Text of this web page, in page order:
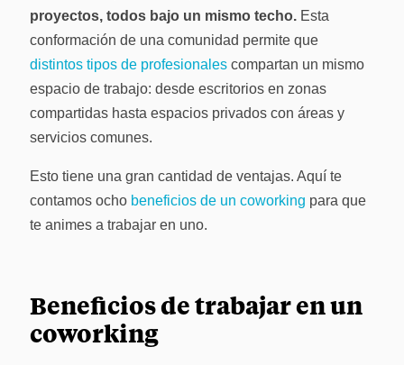
proyectos, todos bajo un mismo techo.Esta
conformación de una comunidad permite que
distintos tipos de profesionalescompartan un mismo
espacio de trabajo: desde escritorios en zonas
compartidas hasta espacios privados con áreas y
servicios comunes.
Esto tiene una gran cantidad de ventajas. Aquí te
contamos ocho beneficios de un coworking para que
te animes a trabajar en uno.
Beneficios de trabajar en un
coworking